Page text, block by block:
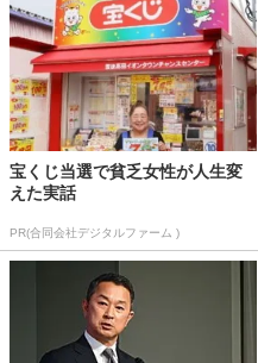
宝くじ当選で貧乏女性が人生変
えた実話
PR(合同会社デジタルファーム )